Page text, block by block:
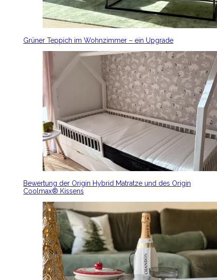
Grüner Teppich im Wohnzimmer – ein Upgrade
Bewertung der Origin Hybrid Matratze und des Origin
Coolmax® Kissens